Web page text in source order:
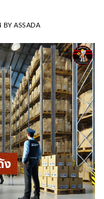
BY ASSADA